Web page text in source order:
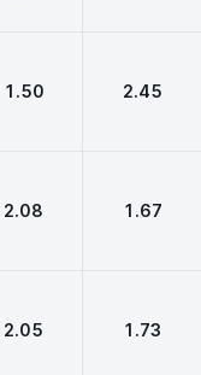
1.50 2.45
2.08 1.67
2.05 1.73